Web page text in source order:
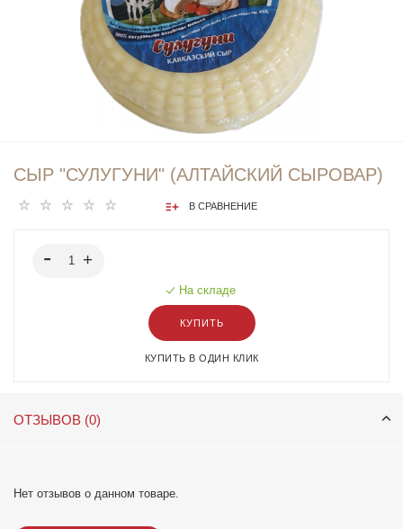
СЫР "СУЛУГУНИ" (АЛТАЙСКИЙ СЫРОВАР)
В СРАВНЕНИЕ
На складе
КУПИТЬ
КУПИТЬ В ОДИН КЛИК
ОТЗЫВОВ (0)
Нет отзывов о данном товаре.